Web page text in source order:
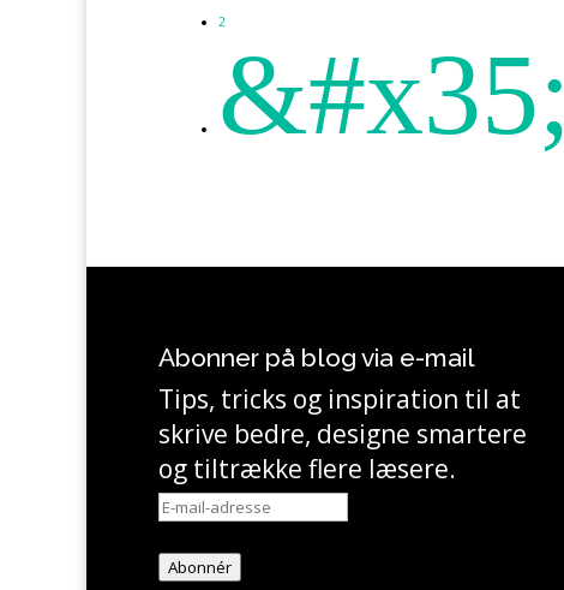
2
&#x35;
Abonner på blog via e-mail
Tips, tricks og inspiration til at
skrive bedre, designe smartere
og tiltrække flere læsere.
E-
adresse
Abonnér